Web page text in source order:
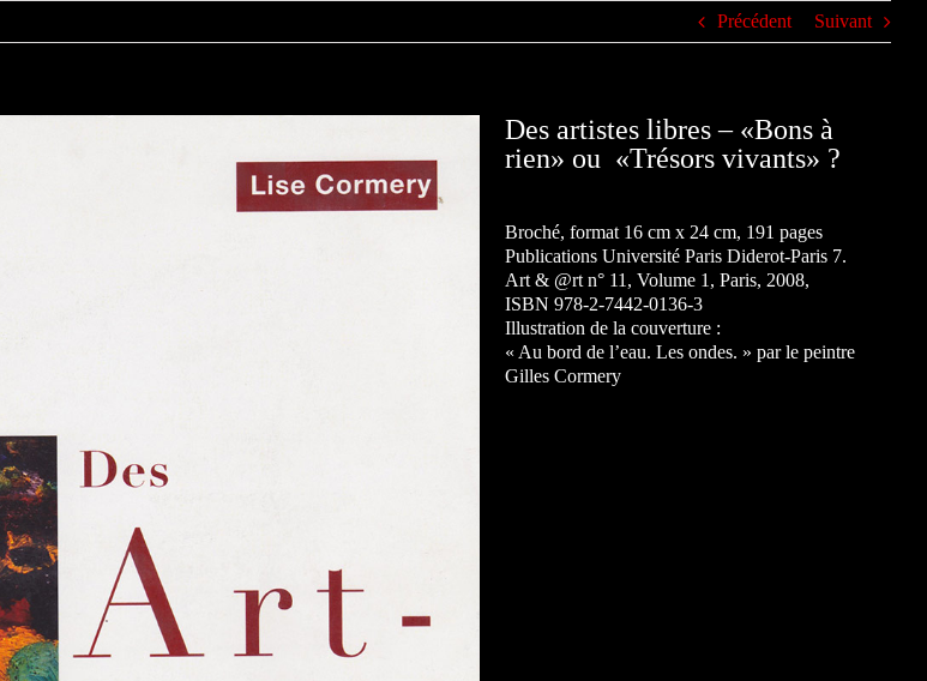
Précédent Suivant
Des artistes libres – «Bons à
rien» ou «Trésors vivants» ?
Broché, format 16 cm x 24 cm, 191 pages
Publications Université Paris Diderot-Paris 7.
Art & @rt n° 11, Volume 1, Paris, 2008,
ISBN 978-2-7442-0136-3
Illustration de la couverture :
« Au bord de l’eau. Les ondes. » par le peintre
Gilles Cormery